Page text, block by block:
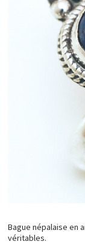
Bague népalaise en
véritables.